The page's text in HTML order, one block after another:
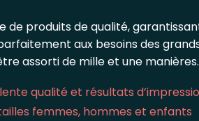
de produits de qualité,
aux besoins des
assorti de mille et une manières.
qualité et résultats
femmes, hommes et enfants